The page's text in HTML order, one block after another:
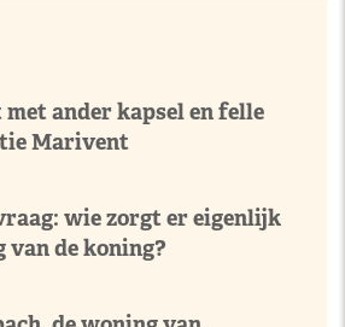
ander kapsel en felle
Marivent
wie zorgt er eigenlijk
van de koning?